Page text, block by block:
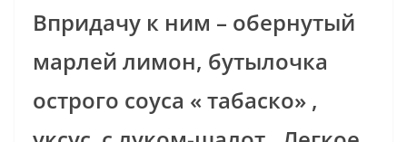
Впридачу к ним – обернутый
марлей лимон, бутылочка
острого соуса « табаско» ,